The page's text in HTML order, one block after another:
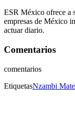
ESR México ofrece a
empresas de México
actuar diario.
Comentarios
comentarios
EtiquetasNzambi